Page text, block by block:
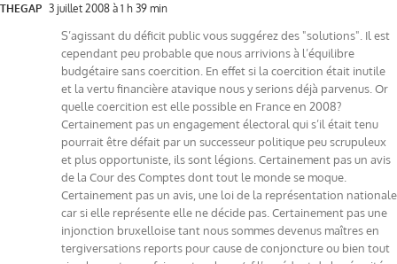
THEGAP 3 juillet 2008 à 1 h 39 min
S’agissant du déficit public vous suggérez des "solutions". Il est
cependant peu probable que nous arrivions à l’équilibre
budgétaire sans coercition. En effet si la coercition était inutile
et la vertu financière atavique nous y serions déjà parvenus. Or
quelle coercition est elle possible en France en 2008?
Certainement pas un engagement électoral qui s’il était tenu
pourrait être défait par un successeur politique peu scrupuleux
et plus opportuniste, ils sont légions. Certainement pas un avis
de la Cour des Comptes dont tout le monde se moque.
Certainement pas un avis, une loi de la représentation nationale
car si elle représente elle ne décide pas. Certainement pas une
injonction bruxelloise tant nous sommes devenus maîtres en
tergiversations reports pour cause de conjoncture ou bien tout